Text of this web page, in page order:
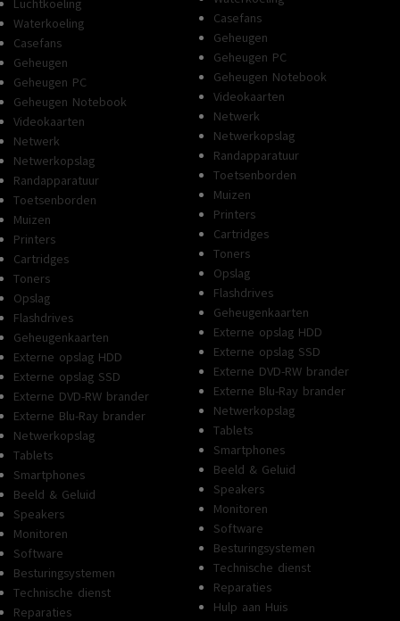
Luchtkoeling
Waterkoeling
Casefans
Geheugen
Geheugen PC
Geheugen Notebook
Videokaarten
Netwerk
Netwerkopslag
Randapparatuur
Toetsenborden
Muizen
Printers
Cartridges
Toners
Opslag
Flashdrives
Geheugenkaarten
Externe opslag HDD
Externe opslag SSD
Externe DVD-RW brander
Externe Blu-Ray brander
Netwerkopslag
Tablets
Smartphones
Beeld & Geluid
Speakers
Monitoren
Software
Besturingsystemen
Technische dienst
Reparaties
Casefans
Geheugen
Geheugen PC
Geheugen Notebook
Videokaarten
Netwerk
Netwerkopslag
Randapparatuur
Toetsenborden
Muizen
Printers
Cartridges
Toners
Opslag
Flashdrives
Geheugenkaarten
Externe opslag HDD
Externe opslag SSD
Externe DVD-RW brander
Externe Blu-Ray brander
Netwerkopslag
Tablets
Smartphones
Beeld & Geluid
Speakers
Monitoren
Software
Besturingsystemen
Technische dienst
Reparaties
Hulp aan Huis